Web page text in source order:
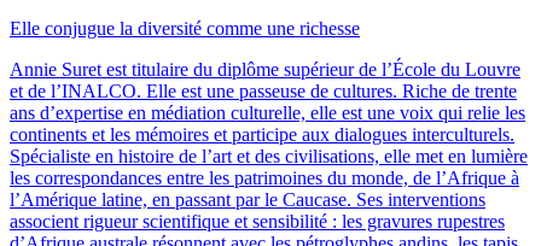
Elle conjugue la diversité comme une richesse
Annie Suret est titulaire du diplôme supérieur de l’École du Louvre
et de l’INALCO. Elle est une passeuse de cultures. Riche de trente
ans d’expertise en médiation culturelle, elle est une voix qui relie les
continents et les mémoires et participe aux dialogues interculturels.
Spécialiste en histoire de l’art et des civilisations, elle met en lumière
les correspondances entre les patrimoines du monde, de l’Afrique à
l’Amérique latine, en passant par le Caucase. Ses interventions
associent rigueur scientifique et sensibilité : les gravures rupestres